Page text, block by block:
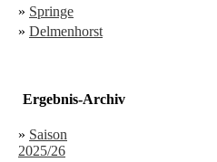
» Springe
» Delmenhorst
Ergebnis-Archiv
» Saison
2025/26